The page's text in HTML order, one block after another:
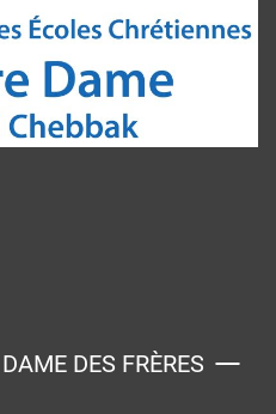
DES FRÈRES